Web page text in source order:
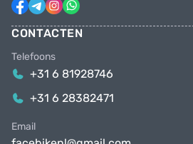
CONTACTEN
Telefoons
+31 6 81928746
+31 6 28382471
Email